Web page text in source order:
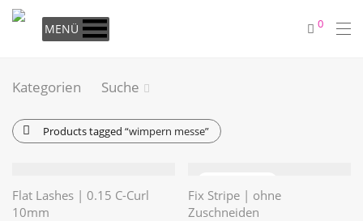
MENÜ 0
Kategorien Suche
Products tagged “wimpern messe”
Flat Lashes | 0.15 C-Curl
10mm
Fix Stripe | ohne
Zuschneiden